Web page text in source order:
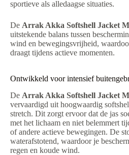
sportieve als alledaagse situaties.
De Arrak Akka Softshell Jacket
uitstekende balans tussen
wind en bewegingsvrijheid,
draagt tijdens actieve momenten.
Ontwikkeld voor intensief
De Arrak Akka Softshell Jacket
vervaardigd uit hoogwaardig
stretch. Dit zorgt ervoor dat de jas
met het lichaam en niet belemmert
of andere actieve bewegingen. De
waterafstotend, waardoor je
regen en koude wind.